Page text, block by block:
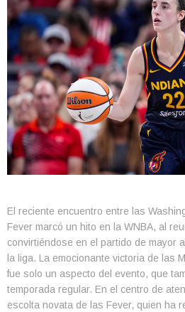
El reciente encuentro entre las
Fever marcó un hito en la WNBA, al
convirtiéndose en el partido de mayor
la liga. La emocionante victoria de las
fue solo un aspecto del evento, que
temporada regular. En el centro de
escolta novata de las Fever, quien ha